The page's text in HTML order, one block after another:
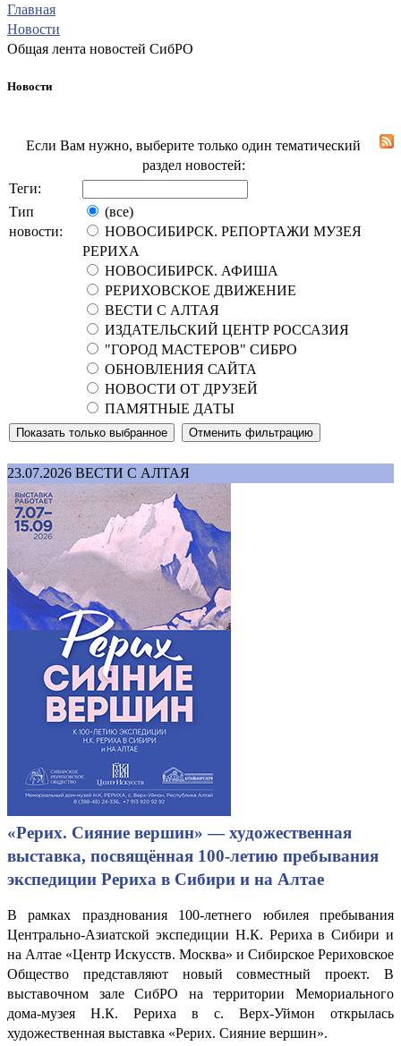
Главная
Новости
Общая лента новостей СибРО
Новости
Если Вам нужно, выберите только один тематический
раздел новостей:
Теги:
Тип
новости:
(все)
НОВОСИБИРСК. РЕПОРТАЖИ МУЗЕЯ
РЕРИХА
НОВОСИБИРСК. АФИША
РЕРИХОВСКОЕ ДВИЖЕНИЕ
ВЕСТИ С АЛТАЯ
ИЗДАТЕЛЬСКИЙ ЦЕНТР РОССАЗИЯ
"ГОРОД МАСТЕРОВ" СИБРО
ОБНОВЛЕНИЯ САЙТА
НОВОСТИ ОТ ДРУЗЕЙ
ПАМЯТНЫЕ ДАТЫ
23.07.2026 ВЕСТИ С АЛТАЯ
«Рерих. Сияние вершин» — художественная
выставка, посвящённая 100-летию пребывания
экспедиции Рериха в Сибири и на Алтае
В рамках празднования 100-летнего юбилея пребывания
Центрально-Азиатской экспедиции Н.К. Рериха в Сибири и
на Алтае «Центр Искусств. Москва» и Сибирское Рериховское
Общество представляют новый совместный проект. В
выставочном зале СибРО на территории Мемориального
дома-музея Н.К. Рериха в с. Верх-Уймон открылась
художественная выставка «Рерих. Сияние вершин».